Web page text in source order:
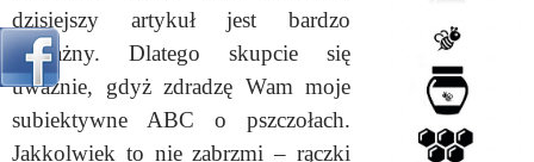
dzisiejszy artykuł jest bardzo
poważny. Dlatego skupcie się
uważnie, gdyż zdradzę Wam moje
subiektywne ABC o pszczołach.
Jakkolwiek to nie zabrzmi – rączki